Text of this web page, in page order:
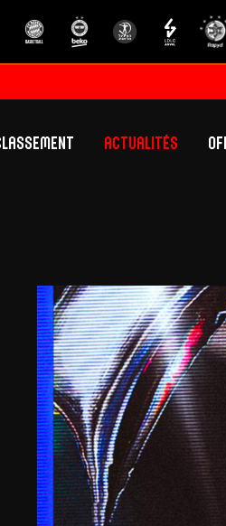
Betclic Elite
Actualités
Elite
Effectif